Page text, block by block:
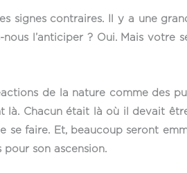
signes contraires. Il y a une
nous l’anticiper ? Oui. Mais
de la nature comme des
là. Chacun était là où il devait
se faire. Et, beaucoup seront
son ascension.